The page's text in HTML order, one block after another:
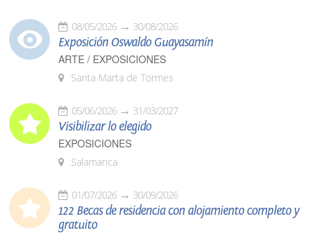
08/05/2026 30/08/2026
Exposición Oswaldo Guayasamín
ARTE / EXPOSICIONES
Santa Marta de Tormes
05/06/2026 31/03/2027
Visibilizar lo elegido
EXPOSICIONES
Salamanca
01/07/2026 30/09/2026
122 Becas de residencia con alojamiento completo y
gratuito